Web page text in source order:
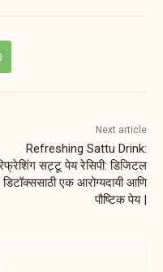
Next article
Refreshing Sattu Drink:
सट्टू पेय रेसिपी: डिजिटल
डिटॉक्ससाठी एक आरोग्यदायी आणि
पौष्टिक पेय |